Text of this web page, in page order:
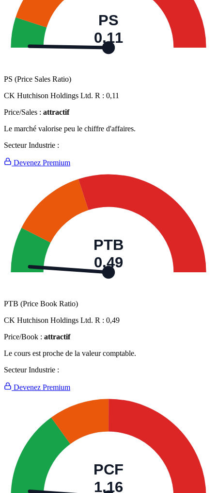
PS
0,11
PS (Price Sales Ratio)
CK Hutchison Holdings Ltd. R : 0,11
Price/Sales : attractif
Le marché valorise peu le chiffre d'affaires.
Secteur Industrie :
Devenez Premium
PTB
0,49
PTB (Price Book Ratio)
CK Hutchison Holdings Ltd. R : 0,49
Price/Book : attractif
Le cours est proche de la valeur comptable.
Secteur Industrie :
Devenez Premium
PCF
1,16